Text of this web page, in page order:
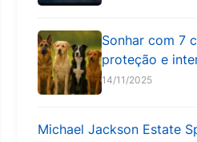
Sonhar com 7
proteção e
14/11/2025
Michael Jackson Estate